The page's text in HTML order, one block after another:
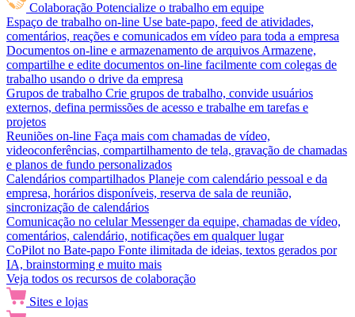
Colaboração Potencialize o trabalho em equipe
Espaço de trabalho on-line Use bate-papo, feed de atividades,
comentários, reações e comunicados em vídeo para toda a empresa
Documentos on-line e armazenamento de arquivos Armazene,
compartilhe e edite documentos on-line facilmente com colegas de
trabalho usando o drive da empresa
Grupos de trabalho Crie grupos de trabalho, convide usuários
externos, defina permissões de acesso e trabalhe em tarefas e
projetos
Reuniões on-line Faça mais com chamadas de vídeo,
videoconferências, compartilhamento de tela, gravação de chamadas
e planos de fundo personalizados
Calendários compartilhados Planeje com calendário pessoal e da
empresa, horários disponíveis, reserva de sala de reunião,
sincronização de calendários
Comunicação no celular Messenger da equipe, chamadas de vídeo,
comentários, calendário, notificações em qualquer lugar
CoPilot no Bate-papo Fonte ilimitada de ideias, textos gerados por
IA, brainstorming e muito mais
Veja todos os recursos de colaboração
Sites e lojas